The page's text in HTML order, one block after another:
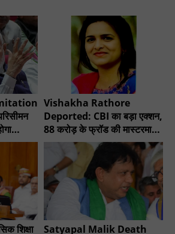
Vishakha Rathore
Deported: CBI का बड़ा एक्शन,
88 करोड़ के फ्रॉड की मास्टरमाइंड
गिरफ्तार
शिक्षा
Satyapal Malik Death